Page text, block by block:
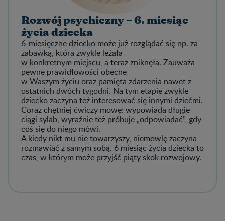
Rozwój psychiczny – 6. miesiąc
życia dziecka
6-miesięczne dziecko może już rozglądać się np. za
zabawką, która zwykle leżała
w konkretnym miejscu, a teraz zniknęła. Zauważa
pewne prawidłowości obecne
w Waszym życiu oraz pamięta zdarzenia nawet z
ostatnich dwóch tygodni. Na tym etapie zwykle
dziecko zaczyna też interesować się innymi dziećmi.
Coraz chętniej ćwiczy mowę: wypowiada długie
ciągi sylab, wyraźnie też próbuje „odpowiadać”, gdy
coś się do niego mówi.
A kiedy nikt mu nie towarzyszy, niemowlę zaczyna
rozmawiać z samym sobą. 6 miesiąc życia dziecka to
czas, w którym może przyjść piątyskok rozwojowy.